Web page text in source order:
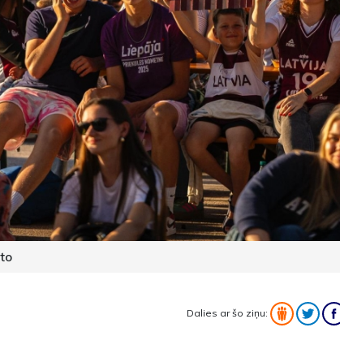
Dalies ar šo ziņu: